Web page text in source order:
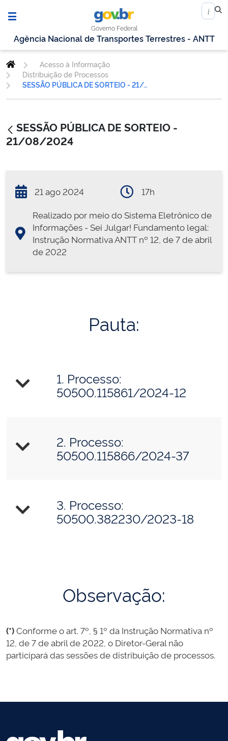
Governo Federal
Agência Nacional de Transportes Terrestres - ANTT
Acesso à Informação
Distribuição de Processos
SESSÃO PÚBLICA DE SORTEIO - 21/08/2024
SESSÃO PÚBLICA DE SORTEIO -
21/08/2024
21 ago 2024
17h
Realizado por meio do Sistema Eletrônico de
Informações - Sei Julgar! Fundamento legal:
Instrução Normativa ANTT nº 12, de 7 de abril
de 2022
Pauta:
1. Processo:
50500.115861/2024-12
2. Processo:
50500.115866/2024-37
3. Processo:
50500.382230/2023-18
Observação:
(*)Conforme o art. 7º, § 1º da Instrução Normativa nº
12, de 7 de abril de 2022, o Diretor-Geral não
participará das sessões de distribuição de processos.